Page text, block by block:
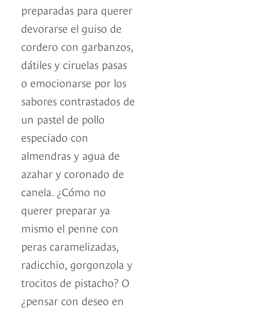
preparadas para querer
devorarse el guiso de
cordero con garbanzos,
dátiles y ciruelas pasas
o emocionarse por los
sabores contrastados de
un pastel de pollo
especiado con
almendras y agua de
azahar y coronado de
canela. ¿Cómo no
querer preparar ya
mismo el penne con
peras caramelizadas,
radicchio, gorgonzola y
trocitos de pistacho? O
¿pensar con deseo en